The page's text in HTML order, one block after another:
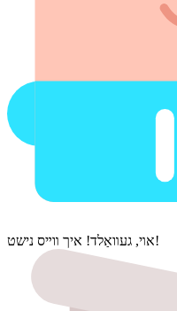
אױ, געװאַלד! איך װײס נישט!